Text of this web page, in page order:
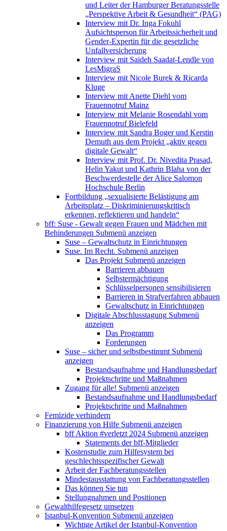
und Leiter der Hamburger Beratungsstelle
„Perspektive Arbeit & Gesundheit“ (PAG)
Interview mit Dr. Inga Fokuhl
Aufsichtsperson für Arbeitssicherheit und
Gender-Expertin für die gesetzliche
Unfallversicherung
Interview mit Saideh Saadat-Lendle von
LesMigraS
Interview mit Nicole Burek & Ricarda
Kluge
Interview mit Anette Diehl vom
Frauennotruf Mainz
Interview mit Melanie Rosendahl vom
Frauennotruf Bielefeld
Interview mit Sandra Boger und Kerstin
Demuth aus dem Projekt „aktiv gegen
digitale Gewalt“
Interview mit Prof. Dr. Nivedita Prasad,
Helin Yakut und Kathrin Blaha von der
Beschwerdestelle der Alice Salomon
Hochschule Berlin
Fortbildung „sexualisierte Belästigung am
Arbeitsplatz – Diskriminierungskritisch
erkennen, reflektieren und handeln“
bff: Suse - Gewalt gegen Frauen und Mädchen mit
Behinderungen Submenü anzeigen
Suse – Gewaltschutz in Einrichtungen
Suse. Im Recht. Submenü anzeigen
Das Projekt Submenü anzeigen
Barrieren abbauen
Selbstermächtigung
Schlüsselpersonen sensibilisieren
Barrieren in Strafverfahren abbauen
Gewaltschutz in Einrichtungen
Digitale Abschlusstagung Submenü
anzeigen
Das Programm
Forderungen
Suse – sicher und selbstbestimmt Submenü
anzeigen
Bestandsaufnahme und Handlungsbedarf
Projektschritte und Maßnahmen
Zugang für alle! Submenü anzeigen
Bestandsaufnahme und Handlungsbedarf
Projektschritte und Maßnahmen
Femizide verhindern
Finanzierung von Hilfe Submenü anzeigen
bff Aktion #verletzt 2024 Submenü anzeigen
Statements der bff-Mitglieder
Kostenstudie zum Hilfesystem bei
geschlechtsspezifischer Gewalt
Arbeit der Fachberatungsstellen
Mindestausstattung von Fachberatungsstellen
Das können Sie tun
Stellungnahmen und Positionen
Gewalthilfegesetz umsetzen
Istanbul-Konvention Submenü anzeigen
Wichtige Artikel der Istanbul-Konvention